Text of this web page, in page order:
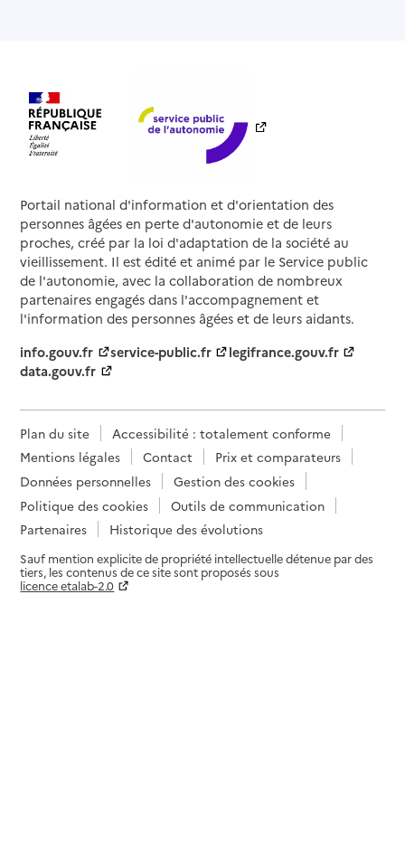
Portail national d'information et d'orientation des
personnes âgées en perte d'autonomie et de leurs
proches, créé par la loi d'adaptation de la société au
vieillissement. Il est édité et animé par le Service public
de l'autonomie, avec la collaboration de nombreux
partenaires engagés dans l'accompagnement et
l'information des personnes âgées et de leurs aidants.
info.gouv.fr
service-public.fr
legifrance.gouv.fr
data.gouv.fr
Plan du site
Accessibilité : totalement conforme
Mentions légales
Contact
Prix et comparateurs
Données personnelles
Gestion des cookies
Politique des cookies
Outils de communication
Partenaires
Historique des évolutions
Sauf mention explicite de propriété intellectuelle détenue par des
tiers, les contenus de ce site sont proposés sous
licence etalab-2.0